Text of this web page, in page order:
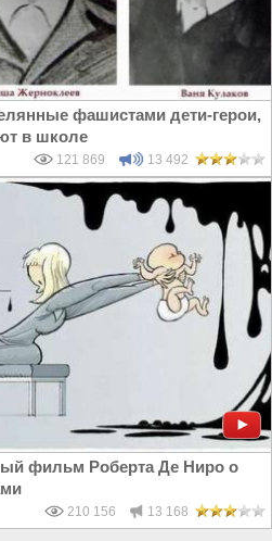
фашистами дети-герои,
в школе
121 869 13 492
фильм Роберта Де Ниро о
210 156 13 168